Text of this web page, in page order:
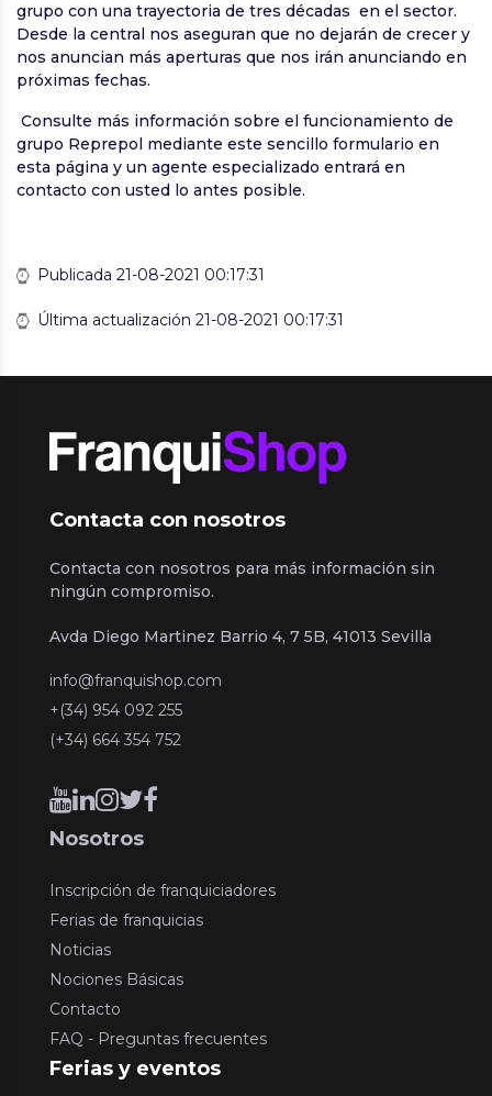
grupo con una trayectoria de tres décadas en el sector.
Desde la central nos aseguran que no dejarán de crecer y
nos anuncian más aperturas que nos irán anunciando en
próximas fechas.
Consulte más información sobre el funcionamiento de
grupo Reprepol mediante este sencillo formulario en
esta página y un agente especializado entrará en
contacto con usted lo antes posible.
Publicada 21-08-2021 00:17:31
Última actualización 21-08-2021 00:17:31
Contacta con nosotros
Contacta con nosotros para más información sin
ningún compromiso.
Avda Diego Martinez Barrio 4, 7 5B, 41013 Sevilla
info@franquishop.com
+(34) 954 092 255
(+34) 664 354 752
Nosotros
Inscripción de franquiciadores
Ferias de franquicias
Noticias
Nociones Básicas
Contacto
FAQ - Preguntas frecuentes
Ferias y eventos